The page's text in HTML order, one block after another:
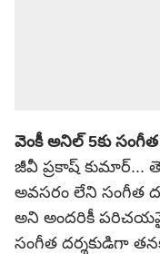
వెంకీ అనిల్ 5కు
జీవీ ప్రకాష్ కుమార్...
అవసరం లేని సంగీత
అని అందరికీ
సంగీత దర్శకుడిగా